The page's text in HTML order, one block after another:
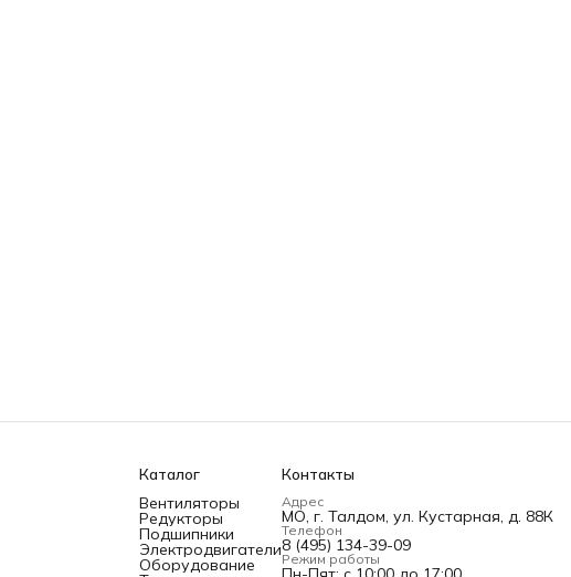
Каталог
Вентиляторы
Редукторы
Подшипники
Электродвигатели
Оборудование
Контакты
Адрес
МО, г. Талдом, ул. Кустарная, д. 88К
Телефон
8 (495) 134-39-09
Режим работы